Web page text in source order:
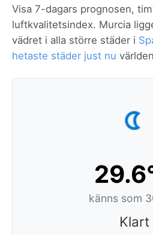
Visa 7-dagars prognosen,
luftkvalitetsindex. Murcia
vädret i alla större städer i
hetaste städer just nu
känns som
Klart